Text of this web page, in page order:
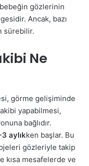
gözlerinin
Ancak, bazı
sürebilir.
Ne
görme gelişiminde
yapabilmesi,
bağlıdır.
aylıkken başlar. Bu
gözleriyle takip
kısa mesafelerde ve